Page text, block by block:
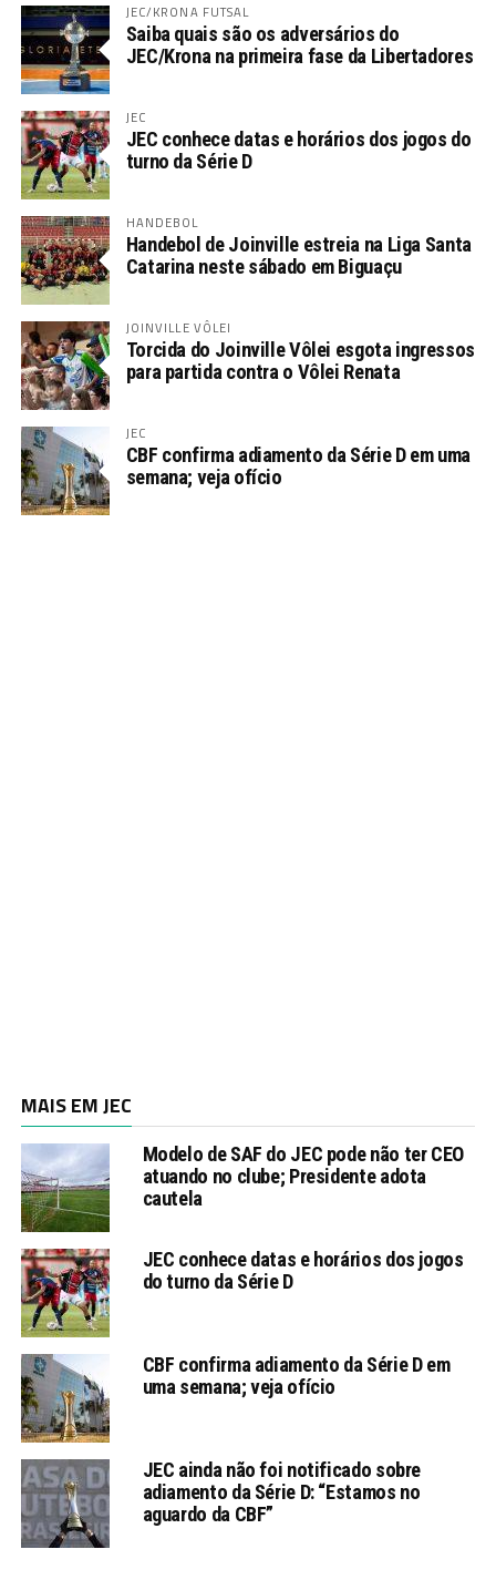
JEC/KRONA FUTSAL
Saiba quais são os adversários do
JEC/Krona na primeira fase da Libertadores
JEC
JEC conhece datas e horários dos jogos do
turno da Série D
HANDEBOL
Handebol de Joinville estreia na Liga Santa
Catarina neste sábado em Biguaçu
JOINVILLE VÔLEI
Torcida do Joinville Vôlei esgota ingressos
para partida contra o Vôlei Renata
JEC
CBF confirma adiamento da Série D em uma
semana; veja ofício
MAIS EM JEC
Modelo de SAF do JEC pode não ter CEO
atuando no clube; Presidente adota
cautela
JEC conhece datas e horários dos jogos
do turno da Série D
CBF confirma adiamento da Série D em
uma semana; veja ofício
JEC ainda não foi notificado sobre
adiamento da Série D: “Estamos no
aguardo da CBF”